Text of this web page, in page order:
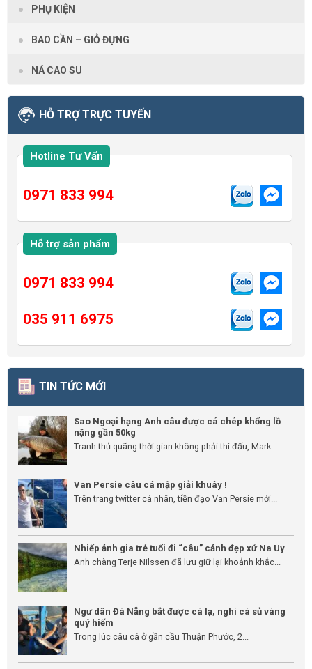
PHỤ KIỆN
BAO CẦN – GIỎ ĐỰNG
NÁ CAO SU
HỖ TRỢ TRỰC TUYẾN
Hotline Tư Vấn
0971 833 994
Hỗ trợ sản phẩm
0971 833 994
035 911 6975
TIN TỨC MỚI
Sao Ngoại hạng Anh câu được cá chép khổng lồ
nặng gần 50kg
Tranh thủ quãng thời gian không phải thi đấu, Mark...
Van Persie câu cá mập giải khuây !
Trên trang twitter cá nhân, tiền đạo Van Persie mới...
Nhiếp ảnh gia trẻ tuổi đi “câu” cảnh đẹp xứ Na Uy
Anh chàng Terje Nilssen đã lưu giữ lại khoảnh khắc...
Ngư dân Đà Nẵng bắt được cá lạ, nghi cá sủ vàng
quý hiếm
Trong lúc câu cá ở gần cầu Thuận Phước, 2...